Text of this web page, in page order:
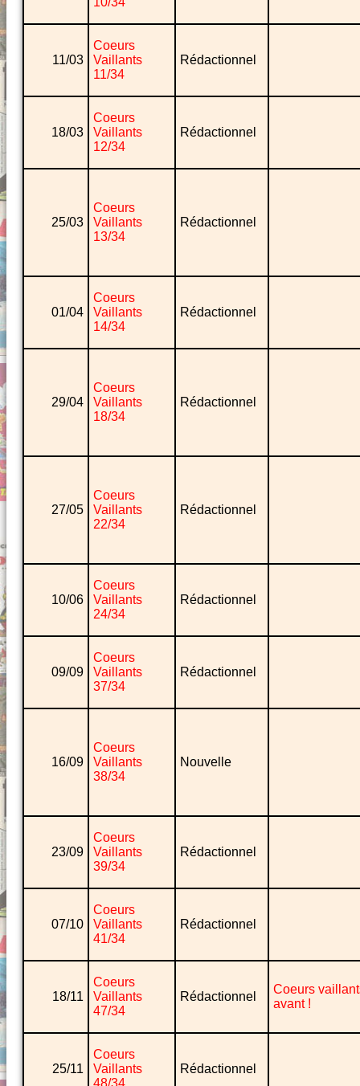
11/03
Coeurs
Vaillants
11/34
Rédactionnel
18/03
Coeurs
Vaillants
12/34
Rédactionnel
25/03
Coeurs
Vaillants
13/34
Rédactionnel
01/04
Coeurs
Vaillants
14/34
Rédactionnel
29/04
Coeurs
Vaillants
18/34
Rédactionnel
27/05
Coeurs
Vaillants
22/34
Rédactionnel
10/06
Coeurs
Vaillants
24/34
Rédactionnel
09/09
Coeurs
Vaillants
37/34
Rédactionnel
16/09
Coeurs
Vaillants
38/34
Nouvelle
23/09
Coeurs
Vaillants
39/34
Rédactionnel
07/10
Coeurs
Vaillants
41/34
Rédactionnel
18/11
Coeurs
Vaillants
47/34
Rédactionnel
Coeurs
avant !
25/11
Coeurs
Vaillants
Rédactionnel